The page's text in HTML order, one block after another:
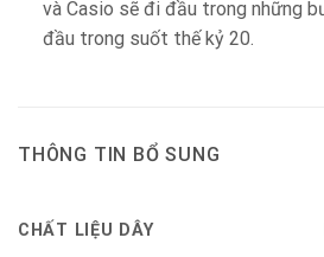
và Casio sẽ đi đầu trong những
đầu trong suốt thế kỷ 20.
THÔNG TIN BỔ SUNG
CHẤT LIỆU DÂY